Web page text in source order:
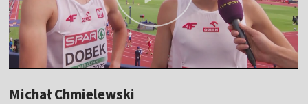
Michał Chmielewski